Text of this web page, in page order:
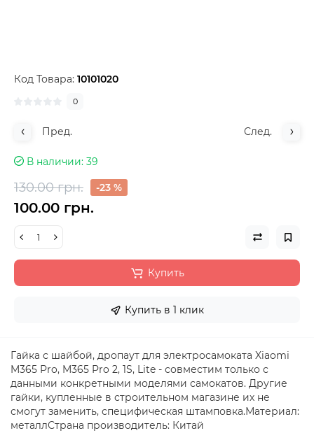
Код Товара: 10101020
0
Пред. След.
В наличии 39
130.00 грн. -23 %
100.00 грн.
Купить
Купить в 1 клик
Гайка с шайбой, дропаут для электросамоката Xiaomi
M365 Pro, M365 Pro 2, 1S, Lite - совместим только с
данными конкретными моделями самокатов. Другие
гайки, купленные в строительном магазине их не
смогут заменить, специфическая штамповка.Материал:
металлСтрана производитель: Китай